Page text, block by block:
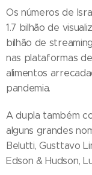
Os números de
1.7 bilhão de
bilhão de
nas plataformas
alimentos
pandemia.
A dupla também
alguns grandes
Belutti, Gusttavo
Edson & Hudson,